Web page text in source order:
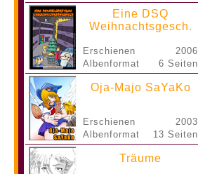
Eine DSQ
Weihnachtsgesch.
Erschienen
Albenformat
2006
6 Seiten
Oja-Majo SaYaKo
Erschienen
Albenformat
2003
13 Seiten
Träume